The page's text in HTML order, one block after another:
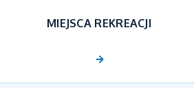
MIEJSCA REKREACJI